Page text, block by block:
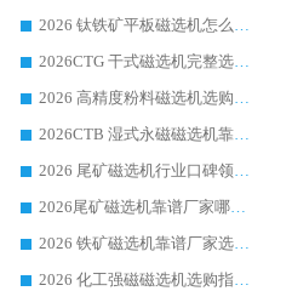
2026 钛铁矿平板磁选机怎么选 靠谱生产企业实力排行榜选购参考攻略
2026CTG 干式磁选机完整选购指南 行业口碑顶尖靠谱生产龙头厂家实力推荐
2026 高精度粉料磁选机选购全攻略 行业优质品牌华体会手机网页版-华体会(中国) 实力深度解析
2026CTB 湿式永磁磁选机靠谱厂家实力排行榜 铁矿选矿设备采购全流程选购指南
2026 尾矿磁选机行业口碑领域强者，源头直供国内主流厂家华体会手机网页版-华体会(中国) 一站式服务
2026尾矿磁选机靠谱厂家哪家好 行业口碑领域强者华体会手机网页版-华体会(中国) 推荐
2026 铁矿磁选机靠谱厂家选购全攻略 行业标杆华体会手机网页版-华体会(中国) 设备性价比出众
2026 化工强磁磁选机选购指南 5 家行业口碑靠谱厂家领域强者推荐